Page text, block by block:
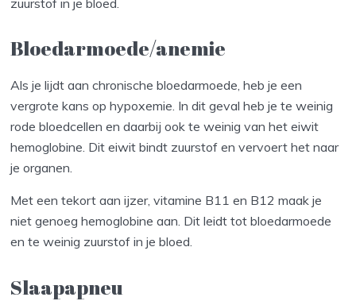
Bloedarmoede/anemie
Als je lijdt aan chronische bloedarmoede, heb je een
vergrote kans op hypoxemie. In dit geval heb je te weinig
rode bloedcellen en daarbij ook te weinig van het eiwit
hemoglobine. Dit eiwit bindt zuurstof en vervoert het naar
je organen.
Met een tekort aan ijzer, vitamine B11 en B12 maak je
niet genoeg hemoglobine aan. Dit leidt tot bloedarmoede
en te weinig zuurstof in je bloed.
Slaapapneu